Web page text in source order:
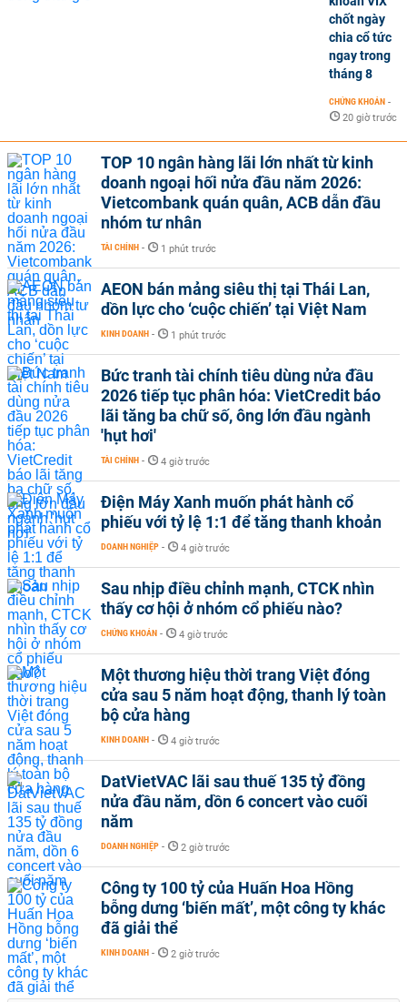
chốt ngày
chia cổ tức
ngay trong
tháng 8
CHỨNG KHOÁN -
20 giờ trước
TOP 10 ngân hàng lãi lớn nhất từ kinh
doanh ngoại hối nửa đầu năm 2026:
Vietcombank quán quân, ACB dẫn đầu
nhóm tư nhân
TÀI CHÍNH - 1 phút trước
AEON bán mảng siêu thị tại Thái Lan,
dồn lực cho ‘cuộc chiến’ tại Việt Nam
KINH DOANH - 1 phút trước
Bức tranh tài chính tiêu dùng nửa đầu
2026 tiếp tục phân hóa: VietCredit báo
lãi tăng ba chữ số, ông lớn đầu ngành
'hụt hơi'
TÀI CHÍNH - 4 giờ trước
Điện Máy Xanh muốn phát hành cổ
phiếu với tỷ lệ 1:1 để tăng thanh khoản
DOANH NGHIỆP - 4 giờ trước
Sau nhịp điều chỉnh mạnh, CTCK nhìn
thấy cơ hội ở nhóm cổ phiếu nào?
CHỨNG KHOÁN - 4 giờ trước
Một thương hiệu thời trang Việt đóng
cửa sau 5 năm hoạt động, thanh lý toàn
bộ cửa hàng
KINH DOANH - 4 giờ trước
DatVietVAC lãi sau thuế 135 tỷ đồng
nửa đầu năm, dồn 6 concert vào cuối
năm
DOANH NGHIỆP - 2 giờ trước
Công ty 100 tỷ của Huấn Hoa Hồng
bỗng dưng ‘biến mất’, một công ty khác
đã giải thể
KINH DOANH - 2 giờ trước